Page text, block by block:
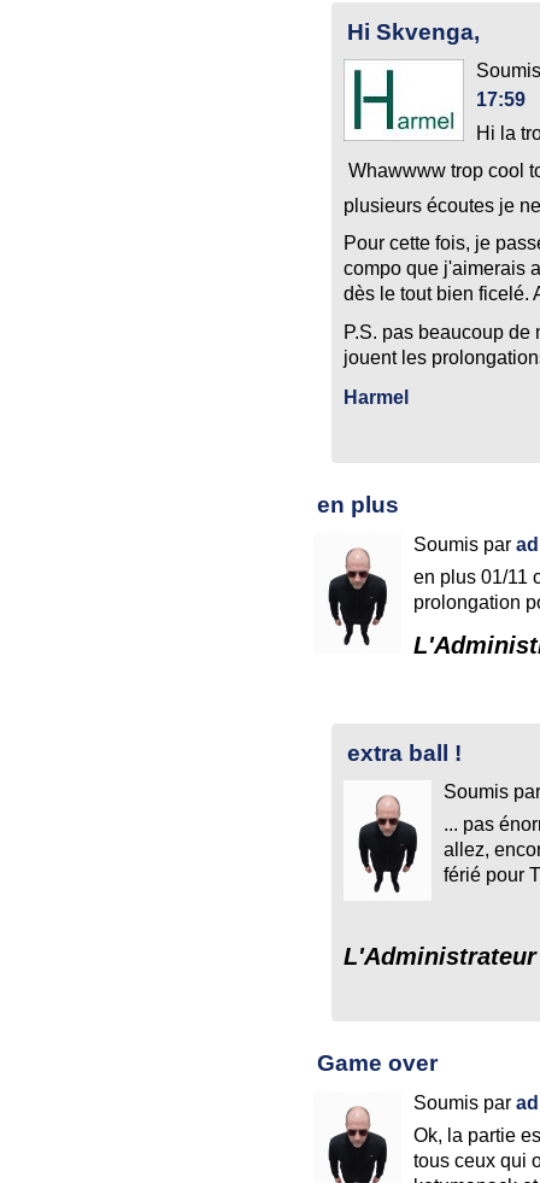
Hi Skvenga,
17:59
Hi la
Whawwww trop cool
plusieurs écoutes je
Pour cette fois, je
compo que j'aimerais
dès le tout bien ficelé.
P.S. pas beaucoup de
jouent les
Harmel
en plus
Soumis par
en plus 01/11
prolongation
extra ball !
Soumis
... pas
allez,
férié pour
L'Administrateur
Game over
Soumis par
Ok, la partie
tous ceux qui